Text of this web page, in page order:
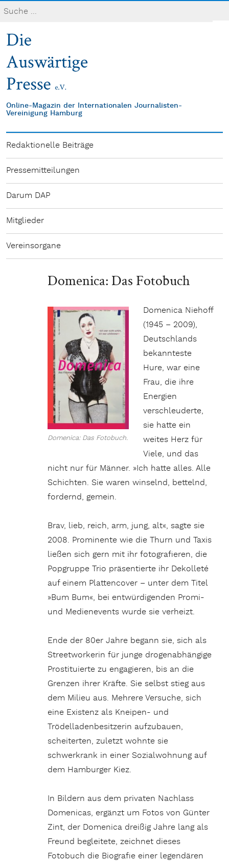
Online-Magazin der Internationalen Journalisten-
Vereinigung Hamburg
Redaktionelle Beiträge
Pressemitteilungen
Darum DAP
Mitglieder
Vereinsorgane
Domenica: Das Fotobuch
Domenica: Das Fotobuch.
Domenica Niehoff
(1945 – 2009),
Deutschlands
bekannteste
Hure, war eine
Frau, die ihre
Energien
verschleuderte,
sie hatte ein
weites Herz für
Viele, und das
nicht nur für Männer. »Ich hatte alles. Alle
Schichten. Sie waren winselnd, bettelnd,
fordernd, gemein.
Brav, lieb, reich, arm, jung, alt«, sagte sie
2008. Prominente wie die Thurn und Taxis
ließen sich gern mit ihr fotografieren, die
Popgruppe Trio präsentierte ihr Dekolleté
auf einem Plattencover – unter dem Titel
»Bum Bum«, bei entwürdigenden Promi-
und Medienevents wurde sie verheizt.
Ende der 80er Jahre begann sie, sich als
Streetworkerin für junge drogenabhängige
Prostituierte zu engagieren, bis an die
Grenzen ihrer Kräfte. Sie selbst stieg aus
dem Milieu aus. Mehrere Versuche, sich
eine Existenz als Kneipen- und
Trödelladenbesitzerin aufzubauen,
scheiterten, zuletzt wohnte sie
schwerkrank in einer Sozialwohnung auf
dem Hamburger Kiez.
In Bildern aus dem privaten Nachlass
Domenicas, ergänzt um Fotos von Günter
Zint, der Domenica dreißig Jahre lang als
Freund begleitete, zeichnet dieses
Fotobuch die Biografie einer legendären